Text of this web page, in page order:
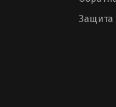
Защита